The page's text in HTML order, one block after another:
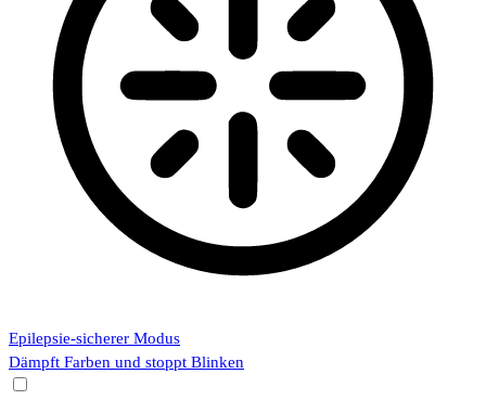
Epilepsie-sicherer Modus
Dämpft Farben und stoppt Blinken